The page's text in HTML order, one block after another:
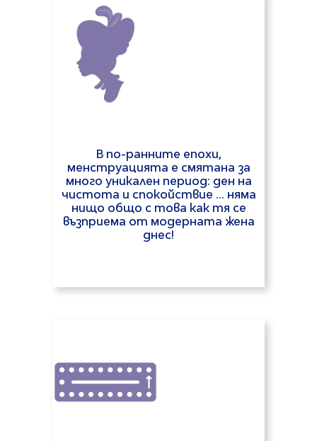
В по-ранните епохи,
менструацията е смятана за
много уникален период: ден на
чистота и спокойствие ... няма
нищо общо с това как тя се
възприема от модерната жена
днес!